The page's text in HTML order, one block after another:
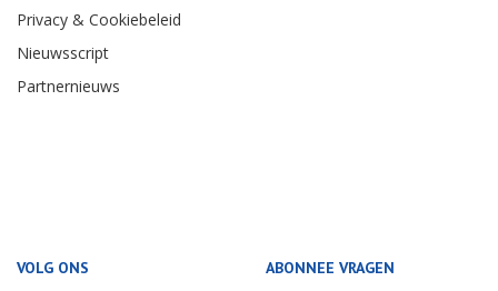
Privacy & Cookiebeleid
Nieuwsscript
Partnernieuws
VOLG ONS ABONNEE VRAGEN